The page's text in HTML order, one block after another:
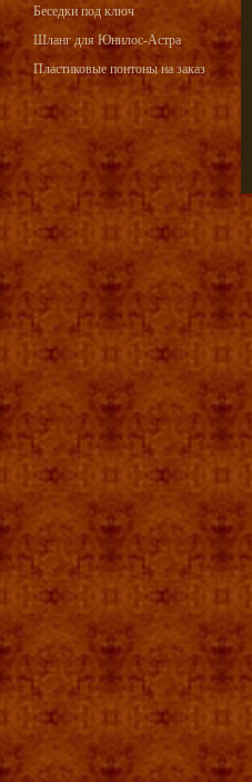
Беседки под ключ
Шланг для Юнилос-Астра
Пластиковые понтоны на заказ